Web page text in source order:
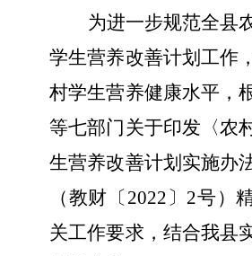
为进一步规范全县
学生营养改善计划工作
村学生营养健康水平，
等七部门关于印发〈农
生营养改善计划实施办
（教财〔2022〕2号）
关工作要求，结合我县